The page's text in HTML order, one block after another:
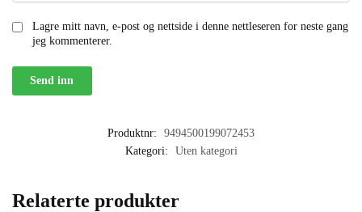
Lagre mitt navn, e-post og nettside i denne nettleseren for neste gang
jeg kommenterer.
Produktnr:
9494500199072453
Kategori:
Uten kategori
Relaterte produkter